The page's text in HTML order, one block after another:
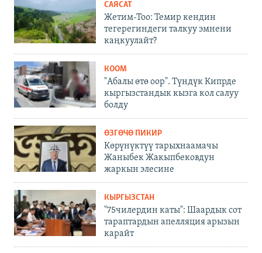
САЯСАТ
Жетим-Тоо: Темир кендин
тегерегиндеги талкуу эмнени
каңкуулайт?
КООМ
"Абалы өтө оор". Түндүк Кипрде
кыргызстандык кызга кол салуу
болду
ӨЗГӨЧӨ ПИКИР
Көрүнүктүү тарыхнаамачы
Жаныбек Жакыпбековдун
жаркын элесине
КЫРГЫЗСТАН
"75чилердин каты": Шаардык сот
тараптардын апелляция арызын
карайт